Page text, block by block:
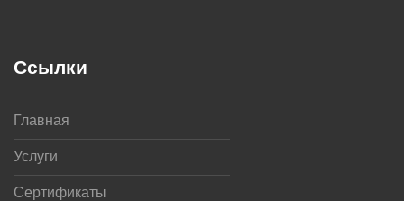
Ссылки
Главная
Услуги
Сертификаты